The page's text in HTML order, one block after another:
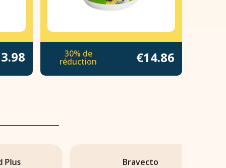
30% de
réduction €14.86
Bravecto